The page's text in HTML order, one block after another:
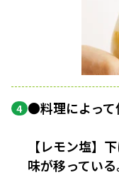
4 ●料理によって
【レモン塩】
味が移っている